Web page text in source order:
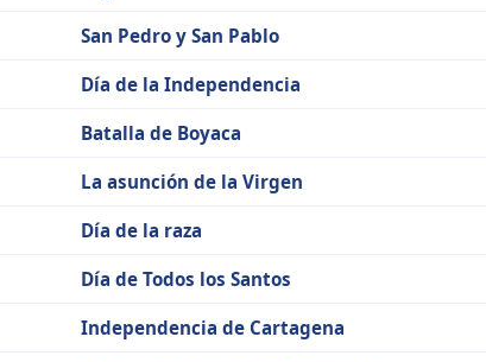
San Pedro y San Pablo
Día de la Independencia
Batalla de Boyaca
La asunción de la Virgen
Día de la raza
Día de Todos los Santos
Independencia de Cartagena